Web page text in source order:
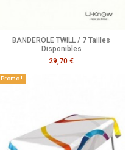
BANDEROLE TWILL / 7 Tailles
Disponibles
29,70 €
Promo !